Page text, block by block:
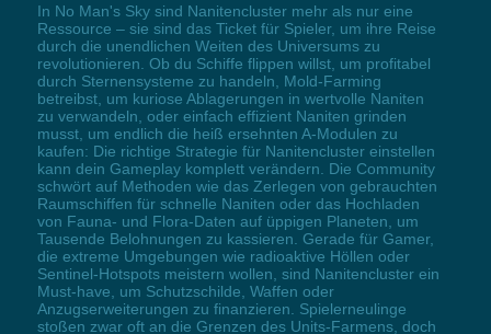
In No Man's Sky sind Nanitencluster mehr als nur eine
Ressource – sie sind das Ticket für Spieler, um ihre Reise
durch die unendlichen Weiten des Universums zu
revolutionieren. Ob du Schiffe flippen willst, um profitabel
durch Sternensysteme zu handeln, Mold-Farming
betreibst, um kuriose Ablagerungen in wertvolle Naniten
zu verwandeln, oder einfach effizient Naniten grinden
musst, um endlich die heiß ersehnten A-Modulen zu
kaufen: Die richtige Strategie für Nanitencluster einstellen
kann dein Gameplay komplett verändern. Die Community
schwört auf Methoden wie das Zerlegen von gebrauchten
Raumschiffen für schnelle Naniten oder das Hochladen
von Fauna- und Flora-Daten auf üppigen Planeten, um
Tausende Belohnungen zu kassieren. Gerade für Gamer,
die extreme Umgebungen wie radioaktive Höllen oder
Sentinel-Hotspots meistern wollen, sind Nanitencluster ein
Must-have, um Schutzschilde, Waffen oder
Anzugserweiterungen zu finanzieren. Spielerneulinge
stoßen zwar oft an die Grenzen des Units-Farmens, doch